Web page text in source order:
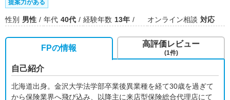
提案力がある
性別 男性 年代 40代 経験年数 13年 オンライン相談 対応
FPの情報
自己紹介
北海道出身。金沢大学法学部卒業後異業種を経て30歳を過ぎて
から保険業界へ飛び込み、以降主に来店型保険総合代理店にて
高評価レビュー
(1件)